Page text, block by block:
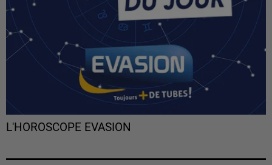
L'HOROSCOPE EVASION